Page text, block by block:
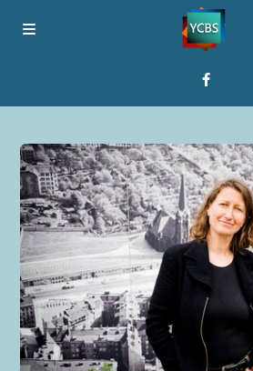
Programme
Über YCBS
Media Bridges